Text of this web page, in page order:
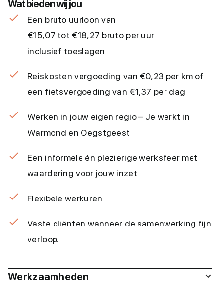
Wat bieden wij jou
Een bruto uurloon van
€15,07 tot €18,27 bruto per uur
inclusief toeslagen
Reiskosten vergoeding van €0,23 per km of
een fietsvergoeding van €1,37 per dag
Werken in jouw eigen regio – Je werkt in
Warmond en Oegstgeest
Een informele én plezierige werksfeer met
waardering voor jouw inzet
Flexibele werkuren
Vaste cliënten wanneer de samenwerking fijn
verloop.
Werkzaamheden